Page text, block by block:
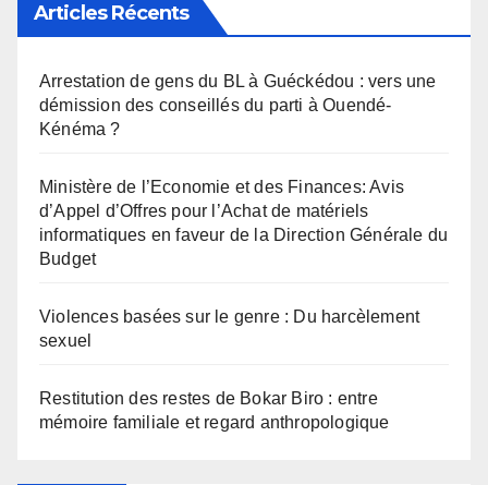
Articles Récents
Arrestation de gens du BL à Guéckédou : vers une
démission des conseillés du parti à Ouendé-
Kénéma ?
Ministère de l’Economie et des Finances: Avis
d’Appel d’Offres pour l’Achat de matériels
informatiques en faveur de la Direction Générale du
Budget
Violences basées sur le genre : Du harcèlement
sexuel
Restitution des restes de Bokar Biro : entre
mémoire familiale et regard anthropologique